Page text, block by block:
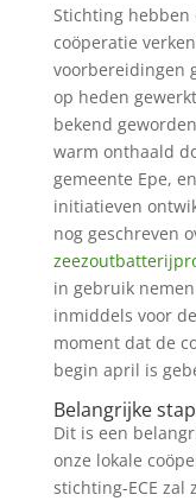
Stichting hebben
coöperatie
voorbereidingen
op heden
bekend
warm onthaald
gemeente Epe,
initiatieven
nog geschreven
in gebruik
inmiddels voor
moment dat de
begin april is
Belangrijke stap
Dit is een
onze lokale
stichting-ECE